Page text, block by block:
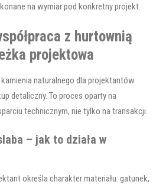
na wymiar pod konkretny projekt.
z hurtownią
projektowa
naturalnego dla projektantów
detaliczny. To proces oparty na
technicznym, nie tylko na transakcji.
– jak to działa w
określa charakter materiału: gatunek,